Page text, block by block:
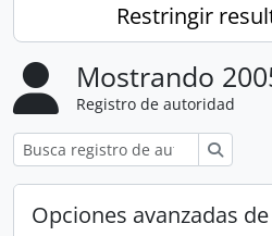
Restringir
Mostrando
Registro de autoridad
Opciones avanzadas